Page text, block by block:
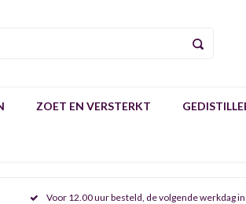
ZOET EN VERSTERKT
Voor 12.00 uur besteld, de volgende werkdag